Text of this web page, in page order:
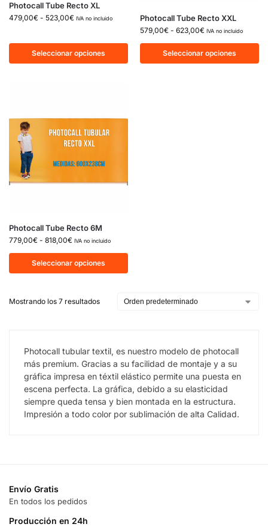
Photocall Tube Recto XL
479,00€ - 523,00€ IVA no incluido
Seleccionar opciones
Photocall Tube Recto XXL
579,00€ - 623,00€ IVA no incluido
Seleccionar opciones
Photocall Tube Recto 6M
779,00€ - 818,00€ IVA no incluido
Seleccionar opciones
Mostrando los 7 resultados
Photocall tubular textil, es nuestro modelo de photocall
más premium. Gracias a su facilidad de montaje y a su
gráfica impresa en téxtil elástico permite una puesta en
escena perfecta. La gráfica, debido a su elasticidad
siempre queda tensa y bien montada en la estructura.
Impresión a todo color por sublimación de alta Calidad.
Envío Gratis
En todos los pedidos
Producción en 24h